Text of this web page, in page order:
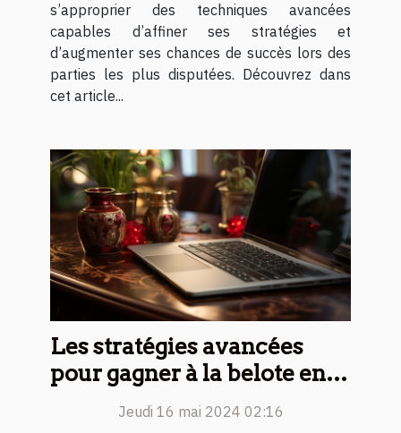
s’approprier des techniques avancées
capables d’affiner ses stratégies et
d’augmenter ses chances de succès lors des
parties les plus disputées. Découvrez dans
cet article...
Les stratégies avancées
pour gagner à la belote en
Jeudi 16 mai 2024 02:16